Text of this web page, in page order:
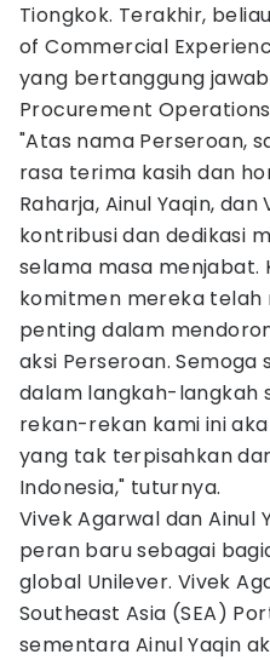
Tiongkok. Terakhir,
of Commercial
yang bertanggung
Procurement
"Atas nama Perseroan,
rasa terima kasih dan
Raharja, Ainul Yaqin,
kontribusi dan dedikasi
selama masa menjabat.
komitmen mereka telah
penting dalam
aksi Perseroan. Semoga
dalam langkah-langkah
rekan-rekan kami ini
yang tak terpisahkan
Indonesia," tuturnya.
Vivek Agarwal dan Ainul
peran baru sebagai
global Unilever. Vivek
Southeast Asia (SEA)
sementara Ainul Yaqin